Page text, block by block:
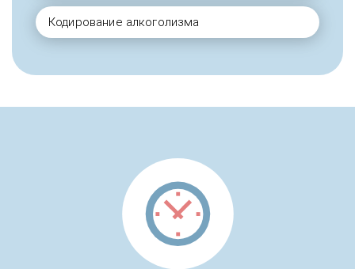
Кодирование алкоголизма